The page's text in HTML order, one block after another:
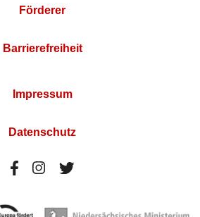
Förderer
Barrierefreiheit
Impressum
Datenschutz